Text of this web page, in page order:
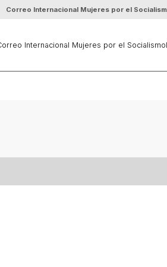
Correo Internacional Mujeres por el
Internacional Mujeres por el Socialismo